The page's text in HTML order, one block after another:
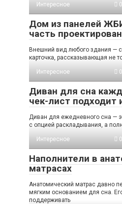
Интересное 0
Дом из панелей
часть
Внешний вид любого здания —
карточка, рассказывающая не
Интересное 0
Диван для сна
чек-лист подходит
Диван для ежедневного сна —
с опцией раскладывания, а
Интересное 0
Наполнители в
матрасах
Анатомический матрас давно
мягким основанием для сна.
поддерживать